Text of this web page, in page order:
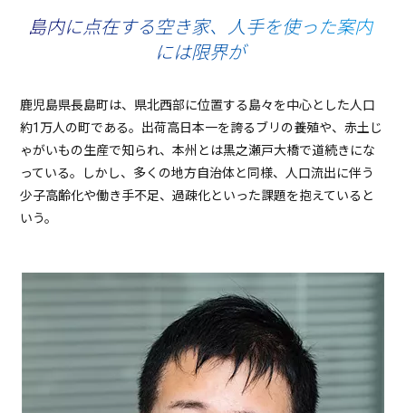
島内に点在する空き家、人手を使った案内
には限界が
鹿児島県長島町は、県北西部に位置する島々を中心とした人口
約1万人の町である。出荷高日本一を誇るブリの養殖や、赤土じ
ゃがいもの生産で知られ、本州とは黒之瀬戸大橋で道続きにな
っている。しかし、多くの地方自治体と同様、人口流出に伴う
少子高齢化や働き手不足、過疎化といった課題を抱えていると
いう。